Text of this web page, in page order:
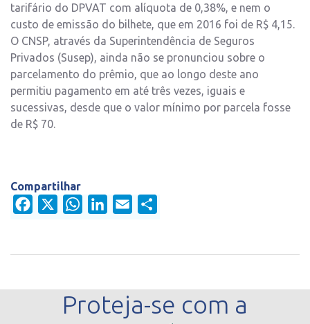
tarifário do DPVAT com alíquota de 0,38%, e nem o
custo de emissão do bilhete, que em 2016 foi de R$ 4,15.
O CNSP, através da Superintendência de Seguros
Privados (Susep), ainda não se pronunciou sobre o
parcelamento do prêmio, que ao longo deste ano
permitiu pagamento em até três vezes, iguais e
sucessivas, desde que o valor mínimo por parcela fosse
de R$ 70.
Compartilhar
Facebook
WhatsAppLinkedIn
Email
Proteja-se com a